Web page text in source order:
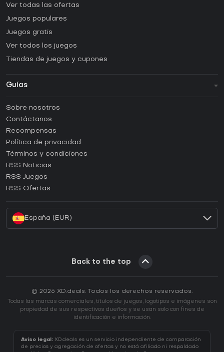
Ver todas las ofertas
Juegos populares
Juegos gratis
Ver todos los juegos
Tiendas de juegos y cupones
Guías
Guías y tutoriales
¿Cómo activar una CD Key de Steam?
¿Cómo activar una CD Key de Epic Games?
¿Cómo activar una CD Key de GOG?
¿Cómo activar una CD Key de Ubisoft Connect?
Sobre nosotros
Contáctanos
Recompensas
Política de privacidad
Términos y condiciones
RSS Noticias
RSS Juegos
RSS Ofertas
España (EUR)
Back to the top
© 2026 XD.deals. Todos los derechos reservados.
Todas las marcas comerciales, títulos de juegos, logotipos e imágenes son
propiedad de sus respectivos dueños y se usan solo con fines de
identificación e información.
Aviso legal: XD.deals es un servicio independiente de comparación
de precios y agregación de ofertas y no está afiliado ni respaldado